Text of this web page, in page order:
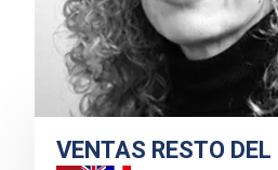
VENTAS RESTO